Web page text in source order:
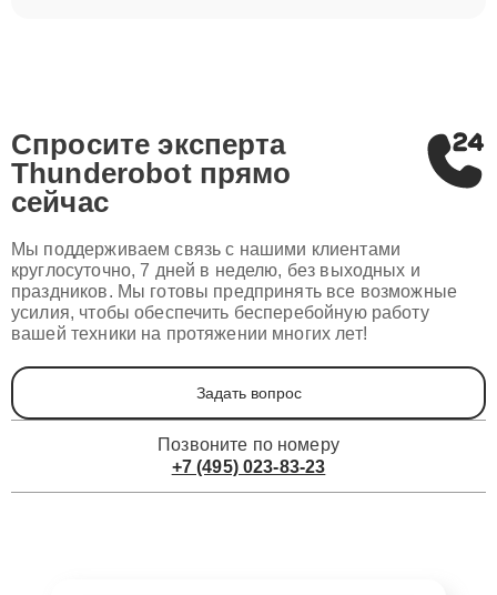
Спросите эксперта
Thunderobot прямо
сейчас
Мы поддерживаем связь с нашими клиентами
круглосуточно, 7 дней в неделю, без выходных и
праздников. Мы готовы предпринять все возможные
усилия, чтобы обеспечить бесперебойную работу
вашей техники на протяжении многих лет!
Задать вопрос
Позвоните по номеру
+7 (495) 023-83-23